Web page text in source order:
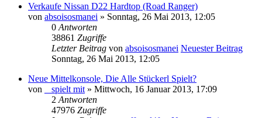
Verkaufe Nissan D22 Hardtop (Road Ranger)
von absoisosmanei » Sonntag, 26 Mai 2013, 12:05
0 Antworten
38861 Zugriffe
Letzter Beitrag von absoisosmanei Neuester Beitrag
Sonntag, 26 Mai 2013, 12:05
Neue Mittelkonsole, Die Alle Stückerl Spielt?
von
_ spielt mit » Mittwoch, 16 Januar 2013, 17:09
2 Antworten
47976 Zugriffe